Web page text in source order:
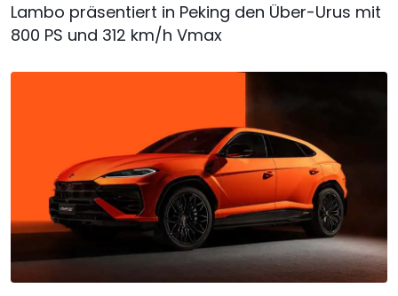
Lambo präsentiert in Peking den Über-Urus mit
800 PS und 312 km/h Vmax